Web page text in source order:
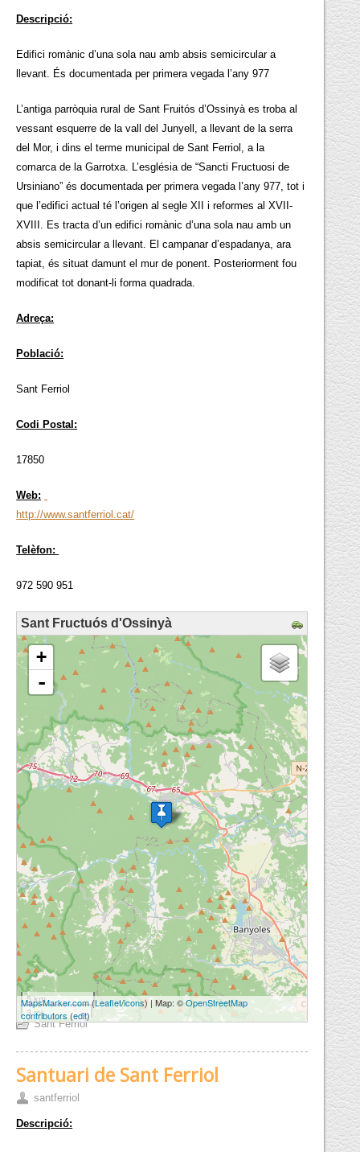
Descripció:
Edifici romànic d’una sola nau amb absis semicircular a
llevant. És documentada per primera vegada l’any 977
L’antiga parròquia rural de Sant Fruitós d’Ossinyà es troba al
vessant esquerre de la vall del Junyell, a llevant de la serra
del Mor, i dins el terme municipal de Sant Ferriol, a la
comarca de la Garrotxa. L’església de “Sancti Fructuosi de
Ursiniano” és documentada per primera vegada l’any 977, tot i
que l’edifici actual té l’origen al segle XII i reformes al XVII-
XVIII. Es tracta d’un edifici romànic d’una sola nau amb un
absis semicircular a llevant. El campanar d’espadanya, ara
tapiat, és situat damunt el mur de ponent. Posteriorment fou
modificat tot donant-li forma quadrada.
Adreça:
Població:
Sant Ferriol
Codi Postal:
17850
Web:
http://www.santferriol.cat/
Telèfon:
972 590 951
Sant Fructuós d'Ossinyà
loading map - please wait...
+
-
5 km
3 mi
MapsMarker.com(Leaflet/icons) | Map: ©OpenStreetMap
contributors (edit)
Sant Ferriol
Santuari de Sant Ferriol
santferriol
Descripció: